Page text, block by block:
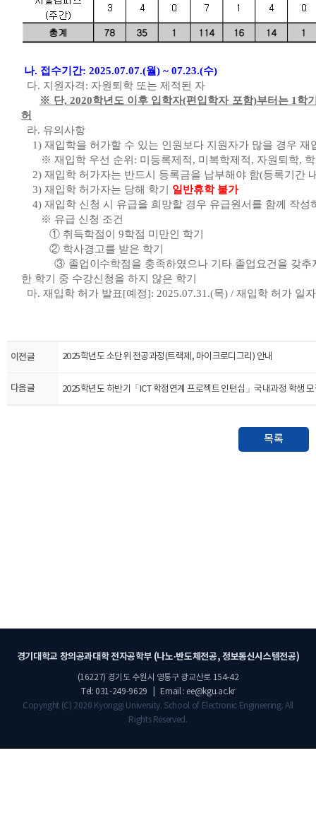
나. 접수기간: 2025.07.07.(월) ~ 07.23.(수)
다. 지원자격: 자원퇴학 또는 제적된 자
※ 단, 2020학년도 이후 입학자(편입학자 포함)부터는 1학
허
라. 유의사항
1) 재입학을 허가할 수 있는 인원보다 지원자가 많을 경우 재
※ 재입학 우선 순위: 미등록제적, 미복학제적, 자원퇴학, 학
2) 재입학 허가자는 반드시 등록금을 납부해야 함(등록기간
3) 재입학 허가자는 당해 학기 일반휴학 불가
4) 재입학 신청 시 유급을 희망할 경우 유급원서를 함께 작성
※ 유급 신청 조건
① 취득학점이 9학점 미만인 학기
② 학사경고를 받은 학기
③ 졸업이수학점을 충족하였으나 기타 졸업요건을 갖
한학기 중 수강신청을 하지 않은 학기
마. 재입학 허가 발표[예정]: 2025.07.31.(목) / 재입학 허가 일
이전글 2025학년도 소단위 전공과정(트랙제, 마이크로디그리) 안내
다음글 2025학년도 하반기「ICT 학점연계 프로젝트 인턴십」국내과정 학생
목록
경기대학교 창의공과대학 전자공학부 (나노·반도체전공, 정보통신시스템전공)
(16227) 경기도 수원시 영통구 광교산로 154-42
Tel: 031-249-9629 | Email : ee@kgu.ac.kr
Copyright (C) 2020 Kyonggi University. School of Electronic Engineering. All
Rights Reserved.